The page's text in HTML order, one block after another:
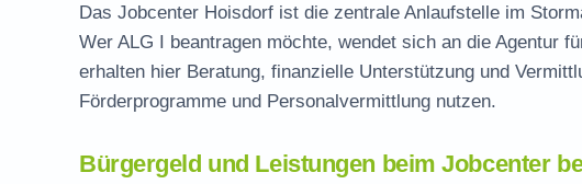
Das Jobcenter Hoisdorf ist die zentrale Anlaufstelle im
Wer ALG I beantragen möchte, wendet sich an die Agentur
erhalten hier Beratung, finanzielle Unterstützung und
Förderprogramme und Personalvermittlung nutzen.
Bürgergeld und Leistungen beim Jobcenter